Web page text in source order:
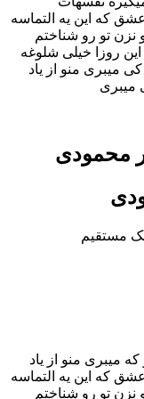
که این یه التماسه
نزن تو رو شناختم
روزا خیلی شلوغه
میبری منو از یاد
میبری
محمودی
مستقیم
میبری منو از یاد
که این یه التماسه
نزن تو رو شناختم